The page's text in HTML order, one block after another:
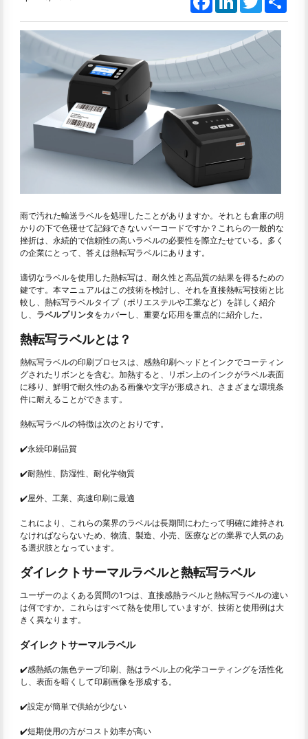
雨で汚れた輸送ラベルを処理したことがありますか。それとも倉庫の明
かりの下で色褪せて記録できないバーコードですか？これらの一般的な
挫折は、永続的で信頼性の高いラベルの必要性を際立たせている。多く
の企業にとって、答えは熱転写ラベルにあります。
適切なラベルを使用した熱転写は、耐久性と高品質の結果を得るための
鍵です。本マニュアルはこの技術を検討し、それを直接熱転写技術と比
較し、熱転写ラベルタイプ（ポリエステルや工業など）を詳しく紹介
し、 ラベルプリンタをカバーし、重要な応用を重点的に紹介した。
熱転写ラベルとは？
熱転写ラベルの印刷プロセスは、感熱印刷ヘッドとインクでコーティン
グされたリボンとを含む。加熱すると、リボン上のインクがラベル表面
に移り、鮮明で耐久性のある画像や文字が形成され、さまざまな環境条
件に耐えることができます。
熱転写ラベルの特徴は次のとおりです。
✔️永続印刷品質
✔️耐熱性、防湿性、耐化学物質
✔️屋外、工業、高速印刷に最適
これにより、これらの業界のラベルは長期間にわたって明確に維持され
なければならないため、物流、製造、小売、医療などの業界で人気のあ
る選択肢となっています。
ダイレクトサーマルラベルと熱転写ラベル
ユーザーのよくある質問の1つは、直接感熱ラベルと熱転写ラベルの違い
は何ですか。これらはすべて熱を使用していますが、技術と使用例は大
きく異なります。
ダイレクトサーマルラベル
✔️感熱紙の無色テープ印刷、熱はラベル上の化学コーティングを活性化
し、表面を暗くして印刷画像を形成する。
✔️設定が簡単で供給が少ない
✔️短期使用の方がコスト効率が高い